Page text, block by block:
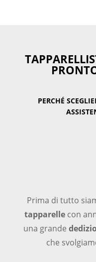
PERCHÉ
Prima di tutto
tapparellecon
una grande
che